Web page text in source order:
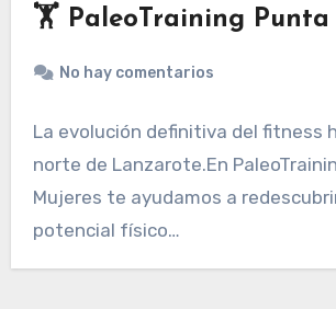
🏋️ PaleoTraining Punta
No hay comentarios
La evolución definitiva del fitness
norte de Lanzarote.En
Mujeres te ayudamos a
potencial físico…